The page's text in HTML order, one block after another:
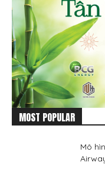
MOST POPULAR
Mô